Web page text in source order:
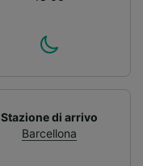
Stazione di arrivo
Barcellona